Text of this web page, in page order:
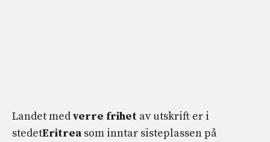
Landet medverre frihet av utskrift er i
stedetEritrea som inntar sisteplassen på